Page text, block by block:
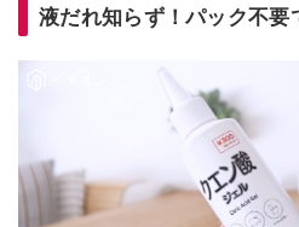
液だれ知らず！パック不要